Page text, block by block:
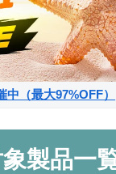
（最大97%OFF）
製品一